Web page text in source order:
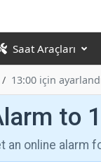
Saat Araçları
13:00 için
to
an online alarm